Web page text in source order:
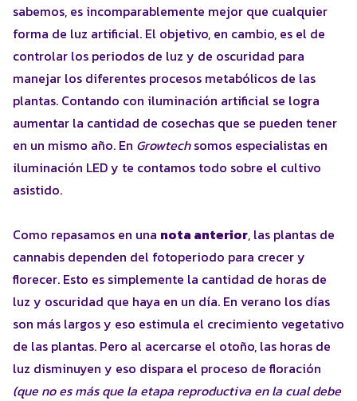
sabemos, es incomparablemente mejor que cualquier
forma de luz artificial. El objetivo, en cambio, es el de
controlar los periodos de luz y de oscuridad para
manejar los diferentes procesos metabólicos de las
plantas. Contando con iluminación artificial se logra
aumentar la cantidad de cosechas que se pueden tener
en un mismo año. En Growtechsomos especialistas en
iluminación LED y te contamos todo sobre el cultivo
asistido.
Como repasamos en una nota anterior, las plantas de
cannabis dependen del fotoperiodo para crecer y
florecer. Esto es simplemente la cantidad de horas de
luz y oscuridad que haya en un día. En verano los días
son más largos y eso estimula el crecimiento vegetativo
de las plantas. Pero al acercarse el otoño, las horas de
luz disminuyen y eso dispara el proceso de floración
(que no es más que la etapa reproductiva en la cual debe